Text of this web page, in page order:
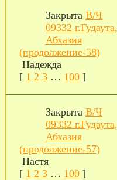
Закрыта В/Ч
09332 г.Гудаута,
Абхазия
(продолжение-58)
Надежда
[ 1 2 3 … 100 ]
Закрыта В/Ч
09332 г.Гудаута,
Абхазия
(продолжение-57)
Настя
[ 1 2 3 … 100 ]